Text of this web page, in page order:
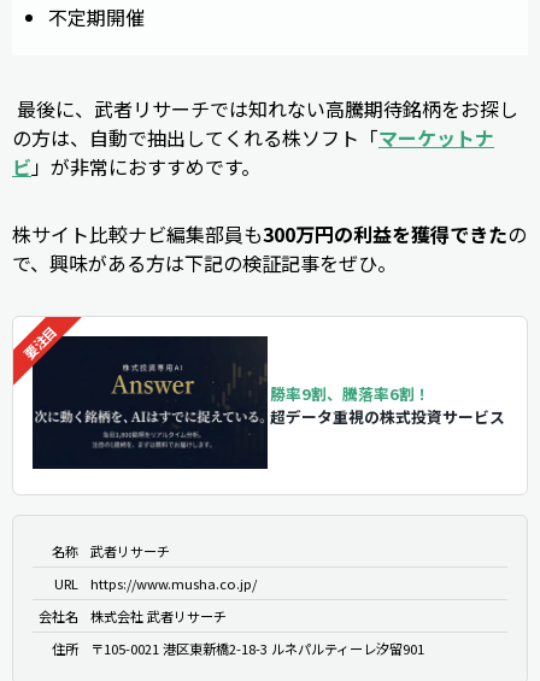
不定期開催
最後に、武者リサーチでは知れない高騰期待銘柄をお探し
の方は、自動で抽出してくれる株ソフト「マーケットナ
ビ」が非常におすすめです。
株サイト比較ナビ編集部員も300万円の利益を獲得できたの
で、興味がある方は下記の検証記事をぜひ。
勝率9割、騰落率6割！
超データ重視の株式投資サービス
名称
武者リサーチ
URL
https://www.musha.co.jp/
会社名
株式会社 武者リサーチ
住所
〒105-0021 港区東新橋2-18-3 ルネパルティーレ汐留901